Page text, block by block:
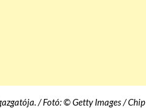
/ Fotó: © Getty Images / Chip